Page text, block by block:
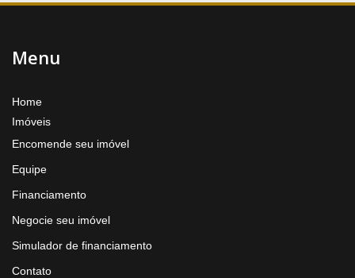
Menu
Home
Imóveis
Encomende seu imóvel
Equipe
Financiamento
Negocie seu imóvel
Simulador de financiamento
Contato